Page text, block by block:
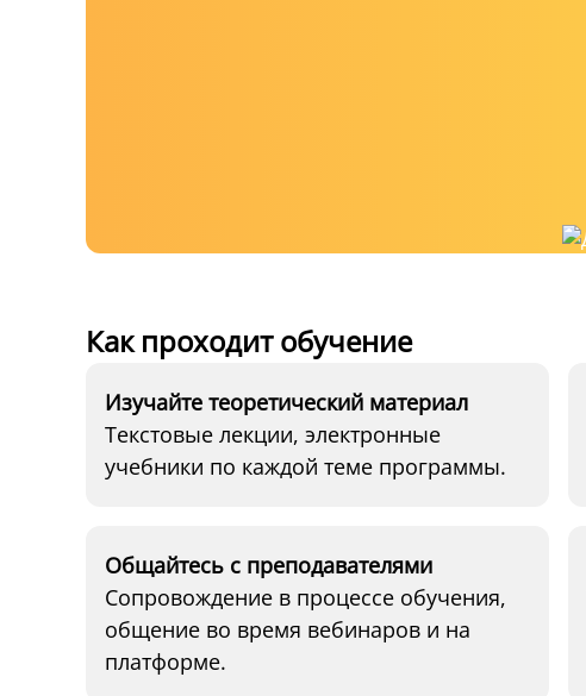
Как проходит обучение
Изучайте теоретический материал
Текстовые лекции, электронные
учебники по каждой теме программы.
Общайтесь с преподавателями
Сопровождение в процессе обучения,
общение во время вебинаров и на
платформе.